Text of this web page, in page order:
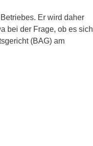
Er wird daher
bei der Frage, ob es sich
(BAG) am